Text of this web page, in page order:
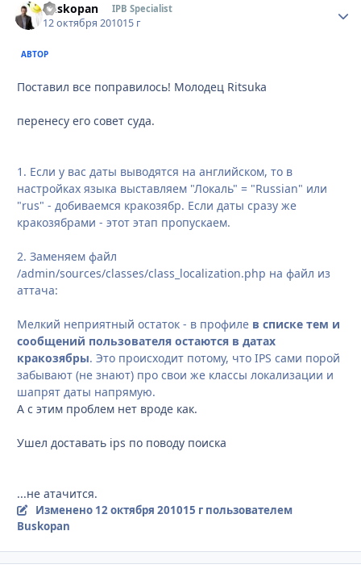
Buskopan IPB Specialist
12 октября 201015 г
АВТОР
Поставил все поправилось! Молодец Ritsuka
перенесу его совет суда.
1. Если у вас даты выводятся на английском, то в
настройках языка выставляем "Локаль" = "Russian" или
"rus" - добиваемся кракозябр. Если даты сразу же
кракозябрами - этот этап пропускаем.
2. Заменяем файл
/admin/sources/classes/class_localization.php на файл из
аттача:
Мелкий неприятный остаток - в профиле в списке тем и
сообщений пользователя остаются в датах
кракозябры. Это происходит потому, что IPS сами порой
забывают (не знают) про свои же классы локализации и
шапрят даты напрямую.
А с этим проблем нет вроде как.
Ушел доставать ips по поводу поиска
...не атачится.
Изменено 12 октября 201015 гпользователем
Buskopan